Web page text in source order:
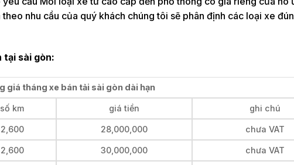
nhu cầu của quý khách chúng tôi sẽ phân định các loại xe
tại sài gòn:
giá tháng xe bán tải sài gòn dài hạn
số km giá tiền ghi chú
2,600 28,000,000 chưa VAT
2,600 30,000,000 chưa VAT